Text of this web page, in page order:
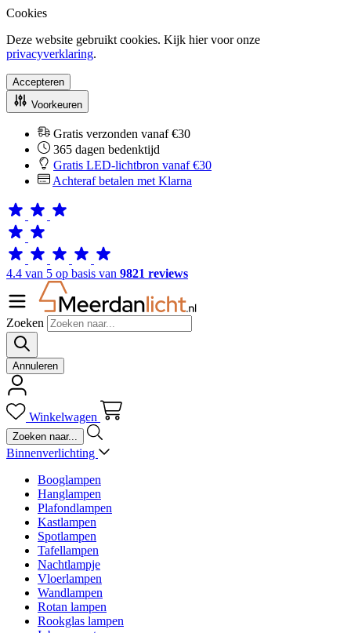
Cookies
Deze website gebruikt cookies. Kijk hier voor onze
privacyverklaring.
Accepteren
Voorkeuren
Gratis verzonden vanaf €30
365 dagen bedenktijd
Gratis LED-lichtbron vanaf €30
Achteraf betalen met Klarna
4.4 van 5 op basis van 9821 reviews
Zoeken
Annuleren
Winkelwagen
Binnenverlichting
Booglampen
Hanglampen
Plafondlampen
Kastlampen
Spotlampen
Tafellampen
Nachtlampje
Vloerlampen
Wandlampen
Rotan lampen
Rookglas lampen